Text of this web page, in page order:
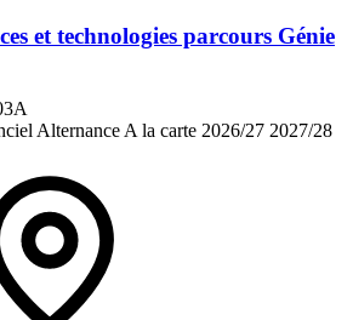
et technologies parcours Génie
Alternance A la carte 2026/27 2027/28